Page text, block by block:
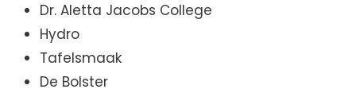
Dr. Aletta Jacobs College
Hydro
Tafelsmaak
De Bolster